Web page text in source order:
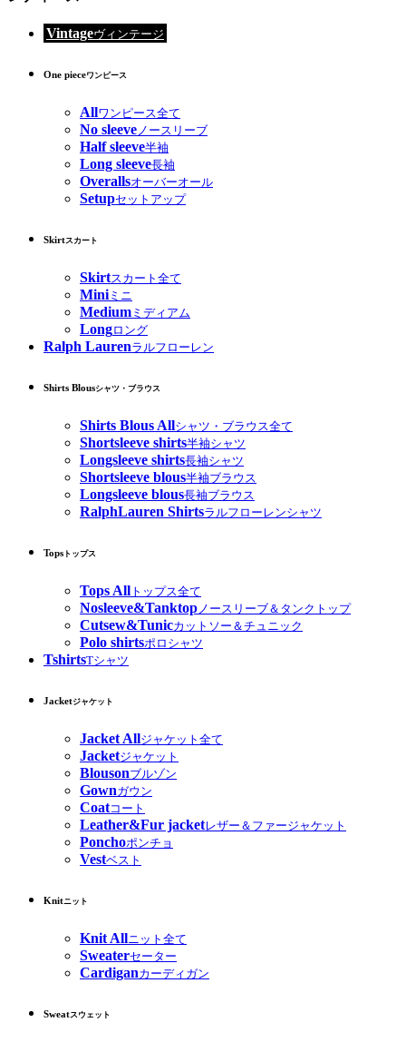
Vintageヴィンテージ
One pieceワンピース
Allワンピース全て
No sleeveノースリーブ
Half sleeve半袖
Long sleeve長袖
Overallsオーバーオール
Setupセットアップ
Skirtスカート
Skirtスカート全て
Miniミニ
Medium ミディアム
Longロング
Ralph Laurenラルフローレン
Shirts Blousシャツ・ブラウス
Shirts Blous Allシャツ・ブラウス全て
Shortsleeve shirts半袖シャツ
Longsleeve shirts長袖シャツ
Shortsleeve blous半袖ブラウス
Longsleeve blous長袖ブラウス
RalphLauren Shirtsラルフローレンシャツ
Tops トップス
Tops All トップス全て
Nosleeve&Tanktop ノースリーブ＆タンクトップ
Cutsew&Tunicカットソー＆チュニック
Polo shirtsポロシャツ
TshirtsTシャツ
Jacketジャケット
Jacket Allジャケット全て
Jacketジャケット
Blousonブルゾン
Gownガウン
Coatコート
Leather&Fur jacketレザー＆ファージャケット
Ponchoポンチョ
Vestベスト
Knitニット
Knit Allニット全て
Sweaterセーター
Cardiganカーディガン
Sweatスウェット